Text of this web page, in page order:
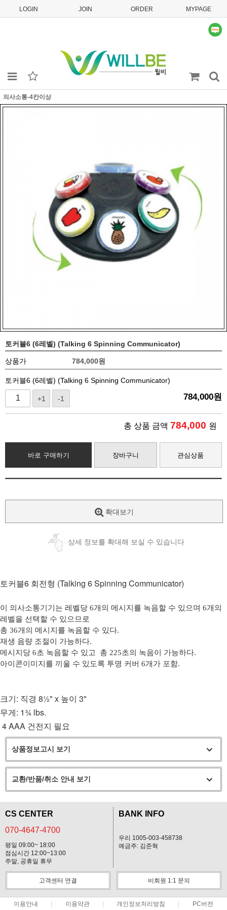
LOGIN JOIN ORDER MYPAGE
의사소통-4칸이상
토커블6 (6레벨) (Talking 6 Spinning Communicator)
상품가 784,000원
토커블6 (6레벨) (Talking 6 Spinning Communicator)
+1 -1 784,000원
총 상품 금액 784,000 원
바로 구매하기 장바구니 관심상품
확대보기
상세 정보를 확대해 보실 수 있습니다
토커블6 회전형 (Talking 6 Spinning Communicator)
이 의사소통기기는 레벨당 6개의 메시지를 녹음할 수 있으며 6개의
레벨을 선택할 수 있으므로
총 36개의 메시지를 녹음할 수 있다.
재생 음량 조절이 가능하다.
메시지당 6초 녹음할 수 있고
총 225초의 녹음이 가능하다.
아이콘이미지를 끼울 수 있도록 투명 커버 6개가 포함.
크기: 직경 8½" x 높이 3"
무게: 1¾ lbs.
4 AAA 건전지 필요
상품정보고시 보기
교환/반품/취소 안내 보기
CS CENTER
070-4647-4700
평일 09:00~ 18:00
점심시간 12:00~13:00
주말, 공휴일 휴무
BANK INFO
우리 1005-003-458738
예금주: 김준혁
고객센터 연결 비회원 1:1 문의
이용안내 이용약관 개인정보처리방침 PC버전